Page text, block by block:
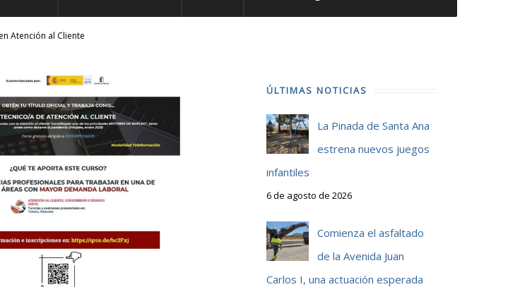
Atención al Cliente
ÚLTIMAS NOTICIAS
La Pinada de Santa Ana
estrena nuevos juegos
infantiles
6 de agosto de 2026
Comienza el asfaltado
de la Avenida Juan
Carlos I, una actuación esperada